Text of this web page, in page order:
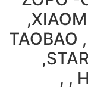
TAOBAO
,